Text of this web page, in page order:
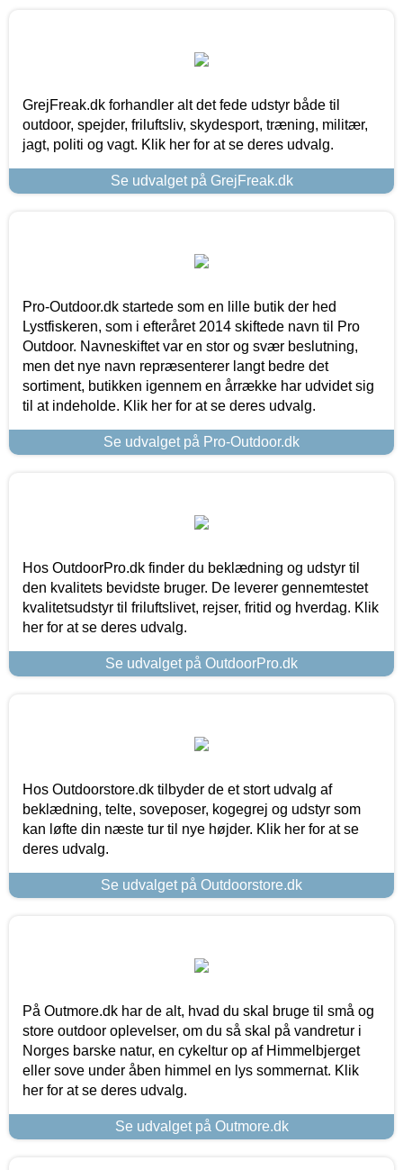
GrejFreak.dk forhandler alt det fede udstyr både til
outdoor, spejder, friluftsliv, skydesport, træning, militær,
jagt, politi og vagt. Klik her for at se deres udvalg.
Se udvalget på GrejFreak.dk
Pro-Outdoor.dk startede som en lille butik der hed
Lystfiskeren, som i efteråret 2014 skiftede navn til Pro
Outdoor. Navneskiftet var en stor og svær beslutning,
men det nye navn repræsenterer langt bedre det
sortiment, butikken igennem en årrække har udvidet sig
til at indeholde. Klik her for at se deres udvalg.
Se udvalget på Pro-Outdoor.dk
Hos OutdoorPro.dk finder du beklædning og udstyr til
den kvalitets bevidste bruger. De leverer gennemtestet
kvalitetsudstyr til friluftslivet, rejser, fritid og hverdag. Klik
her for at se deres udvalg.
Se udvalget på OutdoorPro.dk
Hos Outdoorstore.dk tilbyder de et stort udvalg af
beklædning, telte, soveposer, kogegrej og udstyr som
kan løfte din næste tur til nye højder. Klik her for at se
deres udvalg.
Se udvalget på Outdoorstore.dk
På Outmore.dk har de alt, hvad du skal bruge til små og
store outdoor oplevelser, om du så skal på vandretur i
Norges barske natur, en cykeltur op af Himmelbjerget
eller sove under åben himmel en lys sommernat. Klik
her for at se deres udvalg.
Se udvalget på Outmore.dk